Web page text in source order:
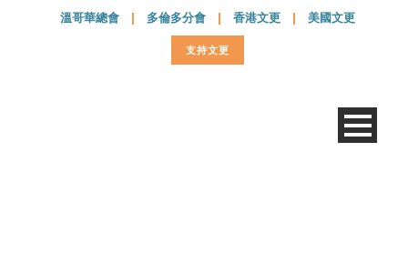
溫哥華總會 | 多倫多分會 | 香港文更 | 美國文更
支持文更